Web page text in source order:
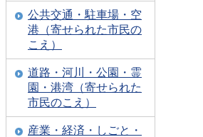
公共交通・駐車場・空
港（寄せられた市民の
こえ）
道路・河川・公園・霊
園・港湾（寄せられた
市民のこえ）
産業・経済・しごと・